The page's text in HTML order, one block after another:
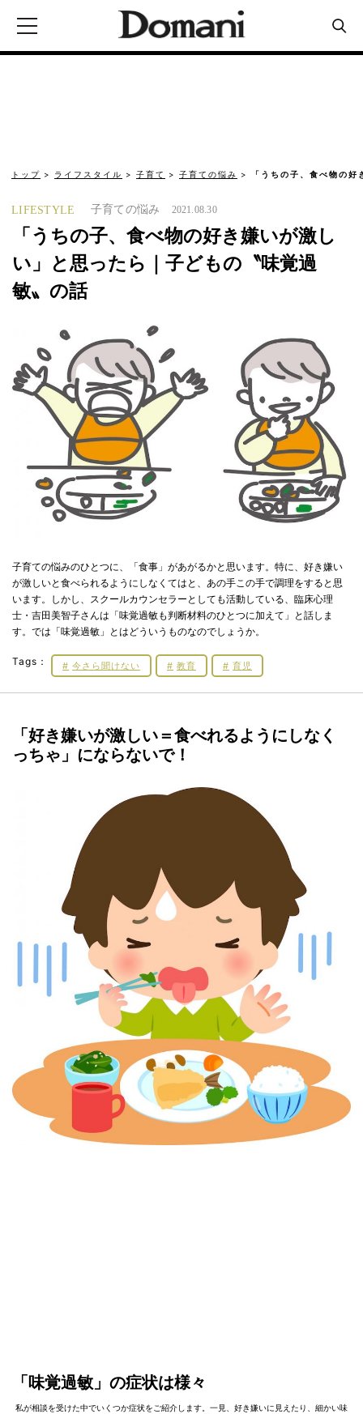
トップ ライフスタイル 子育て 子育ての悩み 「うちの子、食べ物の
LIFESTYLE 子育ての悩み 2021.08.30
「うちの子、食べ物の好き嫌いが激し
い」と思ったら｜子どもの〝味覚過
敏〟の話
子育ての悩みのひとつに、「食事」があがるかと思います。特に、好き嫌い
が激しいと食べられるようにしなくてはと、あの手この手で調理をすると思
います。しかし、スクールカウンセラーとしても活動している、臨床心理
士・吉田美智子さんは「味覚過敏も判断材料のひとつに加えて」と話しま
す。では「味覚過敏」とはどういうものなのでしょうか。
Tags： 今さら聞けない 教育 育児
「好き嫌いが激しい＝食べれるようにしなく
っちゃ」にならないで！
「味覚過敏」の症状は様々
私が相談を受けた中でいくつか症状をご紹介します。一見、好き嫌いに見えたり、細かい味